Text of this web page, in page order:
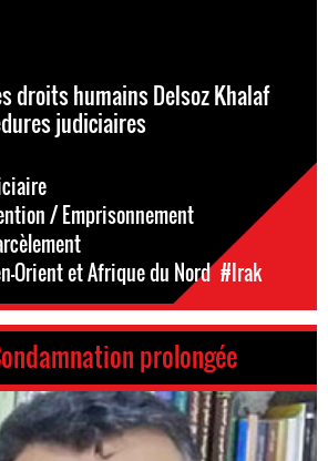
droits humains Delsoz Khalaf
judiciaires
/ Emprisonnement
Orient et Afrique du Nord #Irak
prolongée